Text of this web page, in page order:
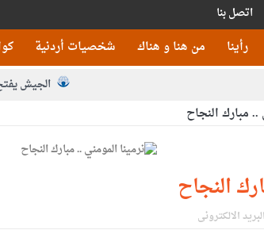
اتصل بنا
رأينا من هنا و هناك شخصيات أردنية
الجيش
القاضي يلتقي رؤساء تحرير الصحف
الملك يتلقى اتصالا هاتفيا من العاهل البحريني
.. مبارك النجاح
النجاح
البريد الالكترونى